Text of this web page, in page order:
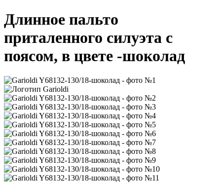
Длинное пальто
приталенного силуэта с
поясом, в цвете -шоколад